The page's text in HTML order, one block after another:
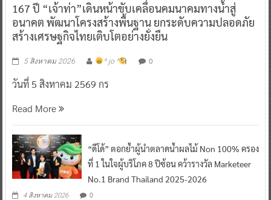
167 ปี “เจ้าท่า”เดินหน้าขับเคลื่อนคมนาคมทางน้ำสู่
อนาคต พัฒนาโครงสร้างพื้นฐาน ยกระดับความปลอดภัย
สร้างเศรษฐกิจไทยเติบโตอย่างยั่งยืน
5 สิงหาคม 2026 ^ jo ^ 0
วันที่ 5 สิงหาคม 2569 กร
Read More
“ดีโด้” ตอกย้ำผู้นำตลาดน้ำผลไม้ Non 100% ครอง
ที่ 1 ในใจผู้บริโภค 8 ปีซ้อน คว้ารางวัล Marketeer
No.1 Brand Thailand 2025-2026
4 สิงหาคม 2026 0